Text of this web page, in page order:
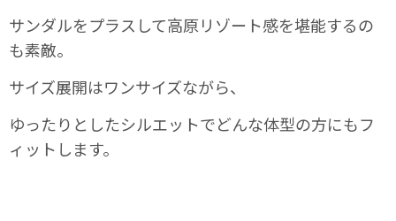
サンダルをプラスして高原リゾート感を堪能するの
も素敵。
サイズ展開はワンサイズながら、
ゆったりとしたシルエットでどんな体型の方にもフ
ィットします。